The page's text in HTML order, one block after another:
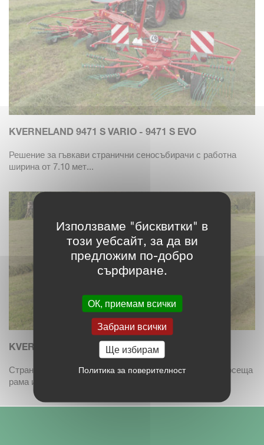
KVERNELAND 9471 S VARIO - 9471 S EVO
Решение за гъвкави странични сеносъбирачи с работна
ширина от 7.10 мет...
KVERNELAND 9577 S
Странично изнасящ сеносъбирач Kverneland 9577 с носеща
рама и работна...
Използваме "бисквитки" в
този уебсайт, за да ви
предложим по-добро
сърфиране.
ОК, приемам всички
Забрани всички
Ще избирам
Политика за поверителност